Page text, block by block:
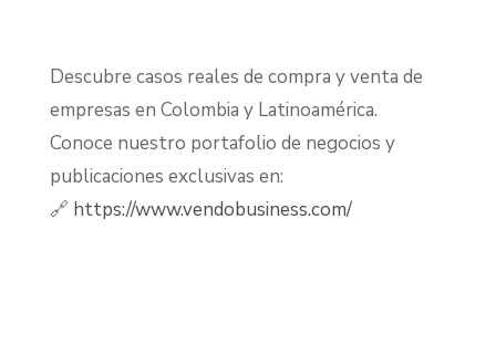
Descubre casos reales de compra y venta de
empresas en Colombia y Latinoamérica.
Conoce nuestro portafolio de negocios y
publicaciones exclusivas en:
🔗 https://www.vendobusiness.com/